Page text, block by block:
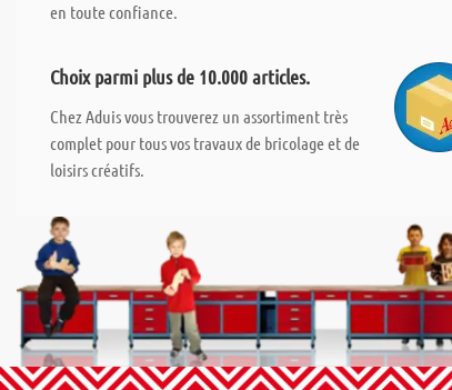
en toute confiance.
Choix parmi plus de 10.000 articles.
Chez Aduis vous trouverez un assortiment très
complet pour tous vos travaux de bricolage et de
loisirs créatifs.